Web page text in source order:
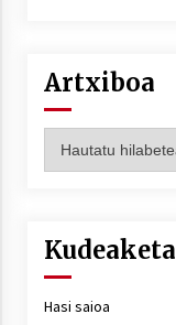
Artxiboa
Kudeaketa
Hasi saioa